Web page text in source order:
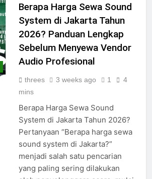
Berapa Harga Sewa Sound
System di Jakarta Tahun
2026? Panduan Lengkap
Sebelum Menyewa Vendor
threes
Berapa Harga Sewa Sound
System di Jakarta Tahun 2026?
Pertanyaan “Berapa harga sewa
sound system di Jakarta?”
menjadi salah satu pencarian
yang paling sering dilakukan